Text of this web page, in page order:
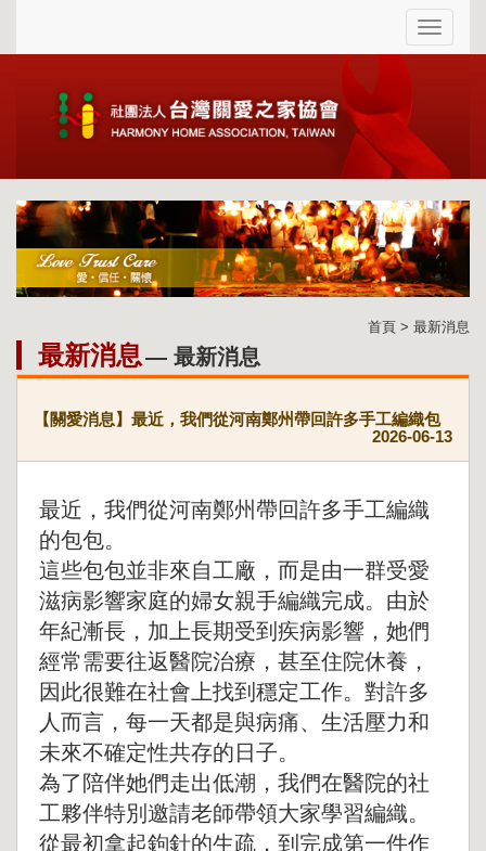
首頁 > 最新消息
最新消息— 最新消息
【關愛消息】最近，我們從河南鄭州帶回許多手工編織包
2026-06-13
最近，我們從河南鄭州帶回許多手工編織
的包包。
這些包包並非來自工廠，而是由一群受愛
滋病影響家庭的婦女親手編織完成。由於
年紀漸長，加上長期受到疾病影響，她們
經常需要往返醫院治療，甚至住院休養，
因此很難在社會上找到穩定工作。對許多
人而言，每一天都是與病痛、生活壓力和
未來不確定性共存的日子。
為了陪伴她們走出低潮，我們在醫院的社
工夥伴特別邀請老師帶領大家學習編織。
從最初拿起鉤針的生疏，到完成第一件作